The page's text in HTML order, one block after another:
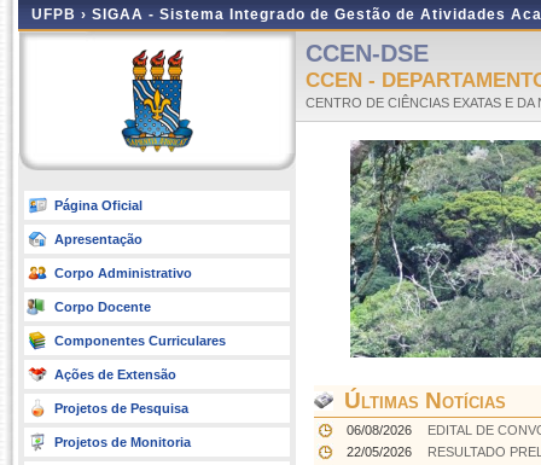
UFPB › SIGAA - Sistema Integrado de Gestão de Atividades
Página Oficial
Apresentação
Corpo Administrativo
Corpo Docente
Componentes Curriculares
Ações de Extensão
Projetos de Pesquisa
Projetos de Monitoria
CCEN-DSE
CCEN -
CENTRO DE CIÊNCIAS EXATAS E DA
Últimas Notícias
06/08/2026
EDITAL DE
22/05/2026
RESULTADO